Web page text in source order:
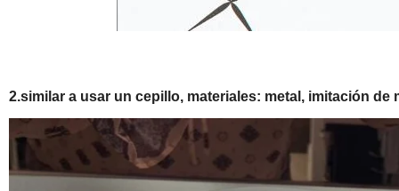
2.similar a usar un cepillo, materiales: metal, imitación de